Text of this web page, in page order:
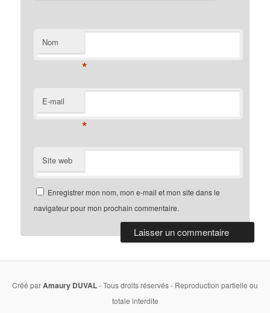
Nom
*
E-mail
*
Site web
Enregistrer mon nom, mon e-mail et mon site dans le
navigateur pour mon prochain commentaire.
Créé parAmaury DUVAL- Tous droits réservés - Reproduction partielle ou
totale interdite